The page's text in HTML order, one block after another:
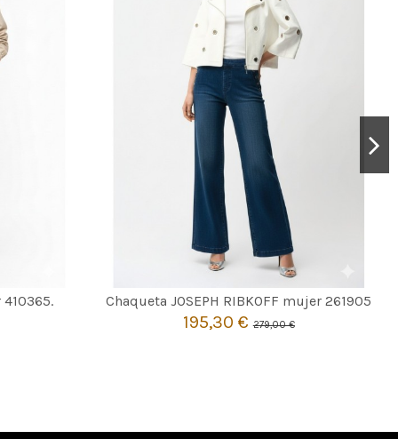
Chaqueta JOSEPH RIBKOFF mujer 261905
195,30 €279,00 €
CRUDO
S
 Añadir al carrito